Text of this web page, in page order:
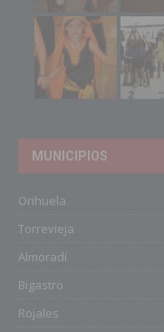
MUNICIPIOS
Orihuela
Torrevieja
Almoradí
Bigastro
Rojales